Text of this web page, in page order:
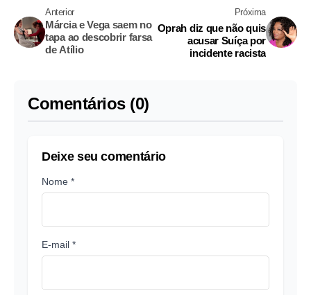
Anterior
Márcia e Vega saem no
tapa ao descobrir farsa
de Atílio
Próxima
Oprah diz que não quis
acusar Suíça por
incidente racista
Comentários (0)
Deixe seu comentário
Nome *
E-mail *